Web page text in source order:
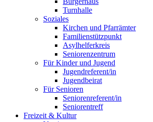
Turnhalle
Soziales
Kirchen und Pfarrämter
Familienstützpunkt
Asylhelferkreis
Seniorenzentrum
Für Kinder und Jugend
Jugendreferent/in
Jugendbeirat
Für Senioren
Seniorenreferent/in
Seniorentreff
Freizeit & Kultur